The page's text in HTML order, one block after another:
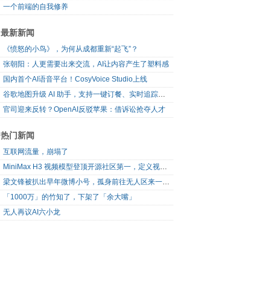
一个前端的自我修养
最新新闻
《愤怒的小鸟》，为何从成都重新“起飞”？
张朝阳：人更需要出来交流，AI让内容产生了塑料感
国内首个AI语音平台！CosyVoice Studio上线
谷歌地图升级 AI 助手，支持一键订餐、实时追踪列车晚点
官司迎来反转？OpenAI反驳苹果：借诉讼抢夺人才
热门新闻
互联网流量，崩塌了
MiniMax H3 视频模型登顶开源社区第一，定义视频模型领域“斩杀线”
梁文锋被扒出早年微博小号，孤身前往无人区来一场相当 deep 的 seek 旅行
「1000万」的竹知了，下架了「余大嘴」
无人再议AI六小龙